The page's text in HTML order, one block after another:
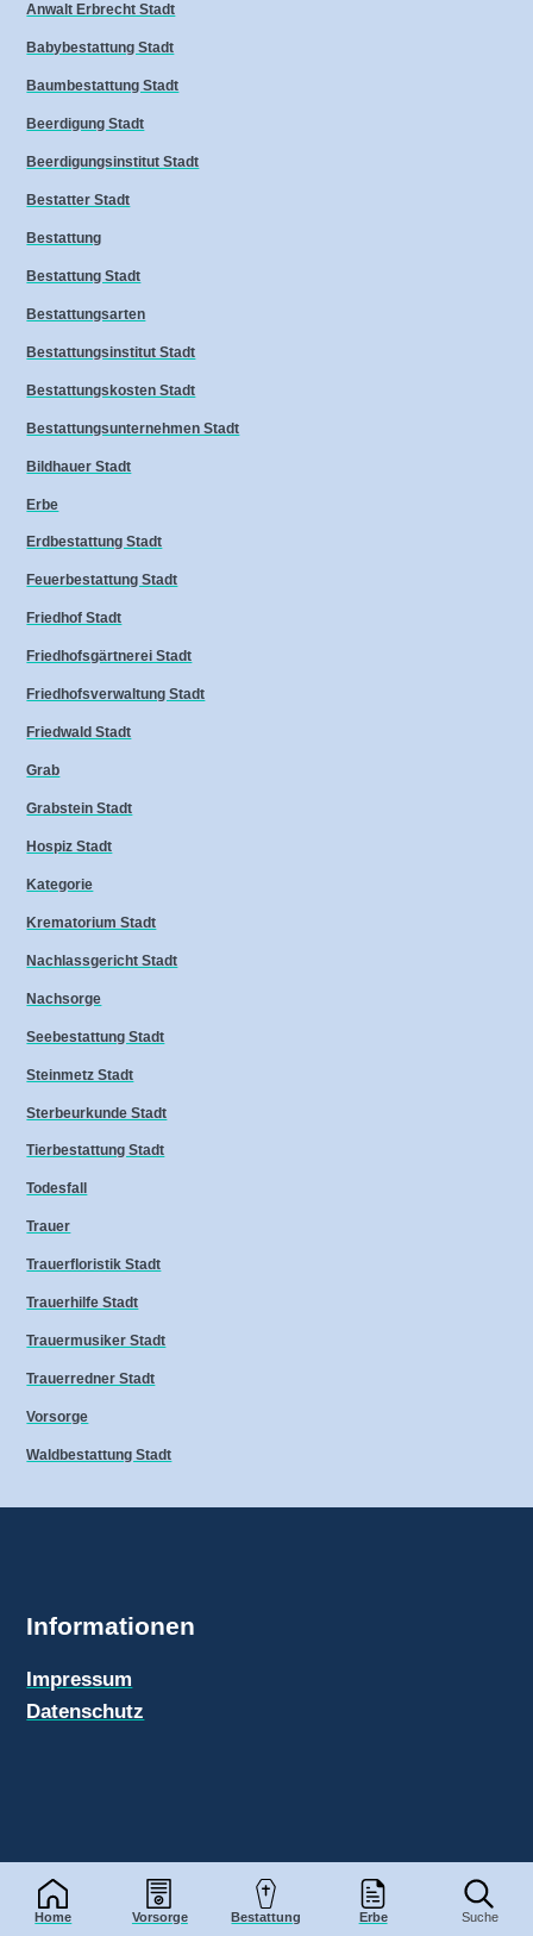
Home Vorsorge Bestattung Erbe Suche
Anwalt Erbrecht Stadt
Babybestattung Stadt
Baumbestattung Stadt
Beerdigung Stadt
Beerdigungsinstitut Stadt
Bestatter Stadt
Bestattung
Bestattung Stadt
Bestattungsarten
Bestattungsinstitut Stadt
Bestattungskosten Stadt
Bestattungsunternehmen Stadt
Bildhauer Stadt
Erbe
Erdbestattung Stadt
Feuerbestattung Stadt
Friedhof Stadt
Friedhofsgärtnerei Stadt
Friedhofsverwaltung Stadt
Friedwald Stadt
Grab
Grabstein Stadt
Hospiz Stadt
Kategorie
Krematorium Stadt
Nachlassgericht Stadt
Nachsorge
Seebestattung Stadt
Steinmetz Stadt
Sterbeurkunde Stadt
Tierbestattung Stadt
Todesfall
Trauer
Trauerfloristik Stadt
Trauerhilfe Stadt
Trauermusiker Stadt
Trauerredner Stadt
Vorsorge
Waldbestattung Stadt
Informationen
Impressum
Datenschutz
Bestattungen-Info.de © 2026